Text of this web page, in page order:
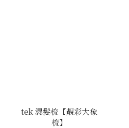
tek 濕髮梳【靚彩大象
梳】